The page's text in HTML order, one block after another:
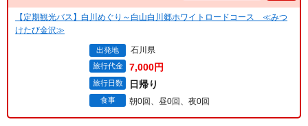
【定期観光バス】白川めぐり～白山白川郷ホワイトロードコース ≪みつ
けたび金沢≫
出発地 石川県
旅行代金 7,000円
旅行日数 日帰り
食事 朝0回、昼0回、夜0回